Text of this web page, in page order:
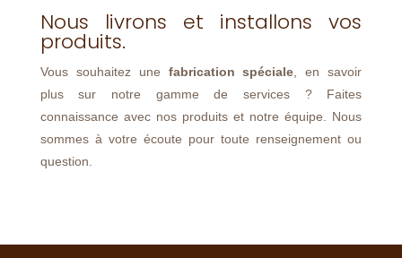
Nous livrons et installons vos
produits.
Vous souhaitez une fabrication spéciale , en savoir
plus sur notre gamme de services ? Faites
connaissance avec nos produits et notre équipe. Nous
sommes à votre écoute pour toute renseignement ou
question.